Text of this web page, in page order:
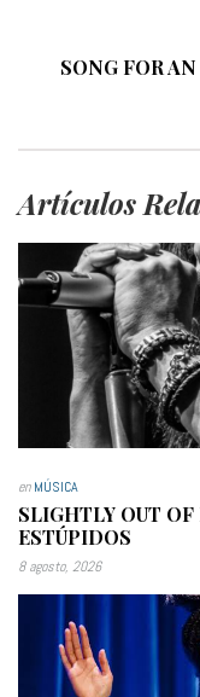
SONG FOR
Artículos
enMÚSICA
SLIGHTLY OUT
ESTÚPIDOS
8 agosto, 2026